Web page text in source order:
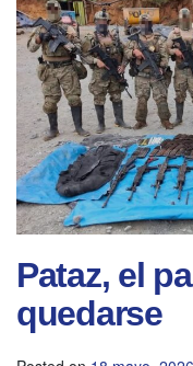
Pataz, el
quedarse